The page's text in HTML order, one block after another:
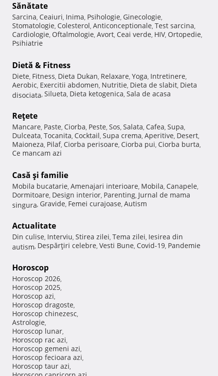
Sănătate
Sarcina, Ceaiuri, Inima, Psihologie, Ginecologie,
Stomatologie, Colesterol, Anticonceptionale, Test sarcina,
Cardiologie, Oftalmologie, Avort, Ceai verde, HIV, Ortopedie,
Psihiatrie
Dietă & Fitness
Diete, Fitness, Dieta Dukan, Relaxare, Yoga, Intretinere,
Aerobic, Exercitii abdomen, Nutritie, Dieta de slabit, Dieta
disociata, Silueta, Dieta ketogenica, Sala de acasa
Reţete
Mancare, Paste, Ciorba, Peste, Sos, Salata, Cafea, Supa,
Dulceata, Tocanita, Cocktail, Supa crema, Aperitive, Desert,
Maioneza, Pilaf, Ciorba perisoare, Ciorba pui, Ciorba burta,
Ce mancam azi
Casă şi familie
Mobila bucatarie, Amenajari interioare, Mobila, Canapele,
Dormitoare, Design interior, Parenting, Jurnal de mama
singura, Gravide, Femei curajoase, Autism
Actualitate
Din culise, Interviu, Stirea zilei, Tema zilei, Iesirea din
autism, Despărţiri celebre, Vesti Bune, Covid-19, Pandemie
Horoscop
Horoscop 2026,
Horoscop 2025,
Horoscop azi,
Horoscop dragoste,
Horoscop chinezesc,
Astrologie,
Horoscop lunar,
Horoscop rac azi,
Horoscop gemeni azi,
Horoscop fecioara azi,
Horoscop taur azi,